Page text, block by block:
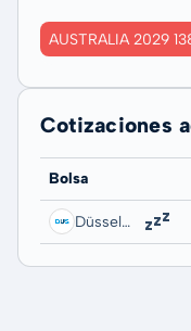
AUSTRALIA 2029
Cotizaciones
Bolsa
Düsseldorf